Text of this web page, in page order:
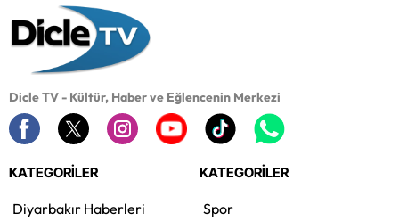
Dicle TV - Kültür, Haber ve Eğlencenin Merkezi
KATEGORİLER
Diyarbakır Haberleri
KATEGORİLER
Spor